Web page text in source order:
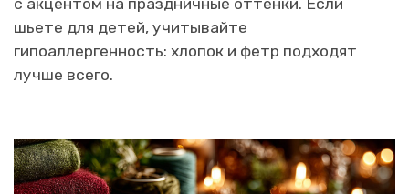
шьете для детей, учитывайте
гипоаллергенность: хлопок и фетр подходят
лучше всего.